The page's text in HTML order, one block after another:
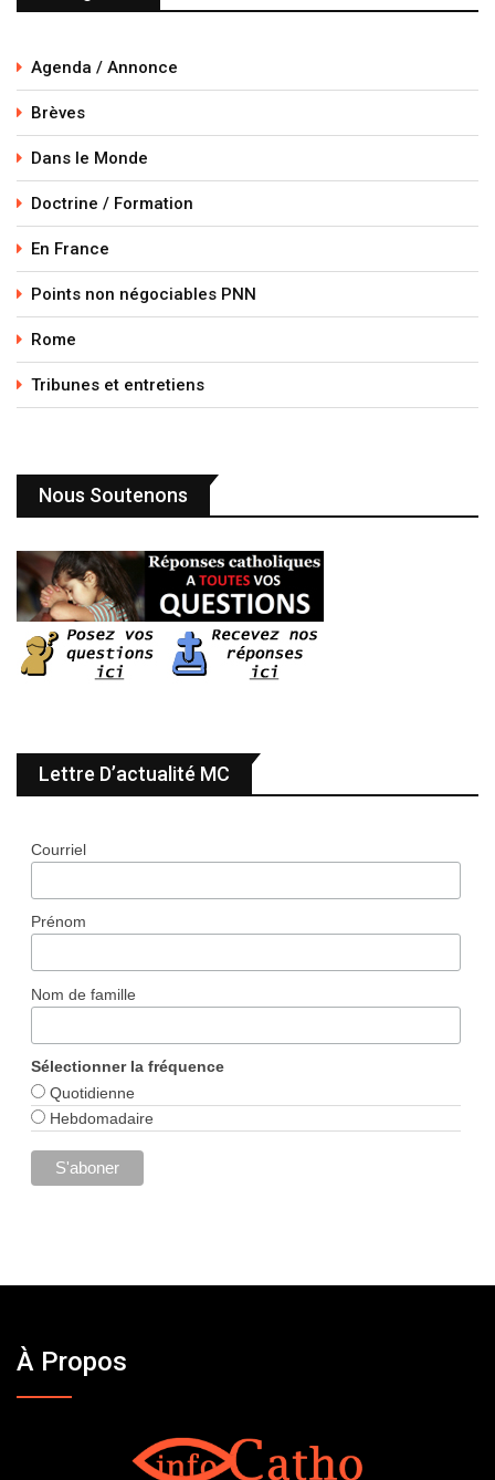
Agenda / Annonce
Brèves
Dans le Monde
Doctrine / Formation
En France
Points non négociables PNN
Rome
Tribunes et entretiens
Nous Soutenons
Lettre D’actualité MC
Courriel
Prénom
Nom de famille
Sélectionner la fréquence
Quotidienne
Hebdomadaire
À Propos